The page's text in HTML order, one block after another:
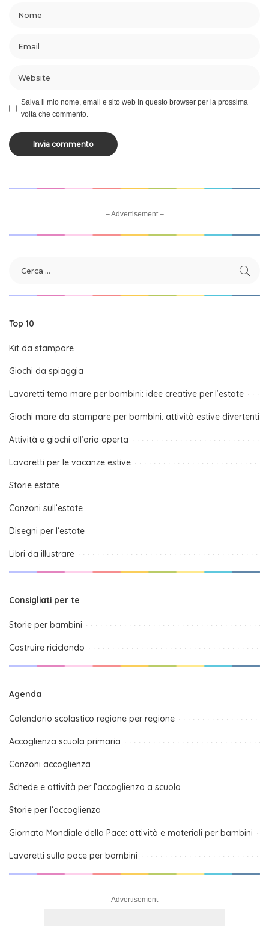
Salva il mio nome, email e sito web in questo browser per la prossima
volta che commento.
– Advertisement –
Top 10
Kit da stampare
Giochi da spiaggia
Lavoretti tema mare per bambini: idee creative per l’estate
Giochi mare da stampare per bambini: attività estive divertenti
Attività e giochi all’aria aperta
Lavoretti per le vacanze estive
Storie estate
Canzoni sull’estate
Disegni per l’estate
Libri da illustrare
Consigliati per te
Storie per bambini
Costruire riciclando
Agenda
Calendario scolastico regione per regione
Accoglienza scuola primaria
Canzoni accoglienza
Schede e attività per l’accoglienza a scuola
Storie per l’accoglienza
Giornata Mondiale della Pace: attività e materiali per bambini
Lavoretti sulla pace per bambini
– Advertisement –